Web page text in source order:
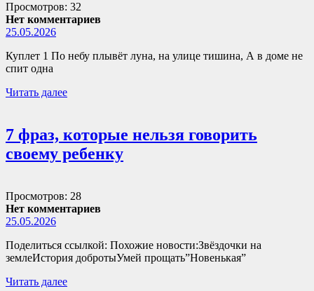
Просмотров: 32
Нет комментариев
25.05.2026
Куплет 1 По небу плывёт луна, на улице тишина, А в доме не
спит одна
Читать далее
7 фраз, которые нельзя говорить
своему ребенку
Просмотров: 28
Нет комментариев
25.05.2026
Поделиться ссылкой: Похожие новости:Звёздочки на
землеИстория добротыУмей прощать”Новенькая”
Читать далее